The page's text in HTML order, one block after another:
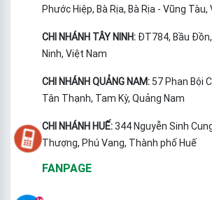
Phước Hiệp, Bà Rịa, Bà Rịa - Vũng
CHI NHÁNH TÂY NINH: ĐT784, Bầu
Ninh, Việt Nam
CHI NHÁNH QUẢNG NAM: 57 Phan Bội
Tân Thạnh, Tam Kỳ, Quảng Nam
CHI NHÁNH HUẾ:344 Nguyễn Sinh
Thượng, Phú Vang, Thành phố Huế
FANPAGE